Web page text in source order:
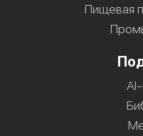
Пищевая